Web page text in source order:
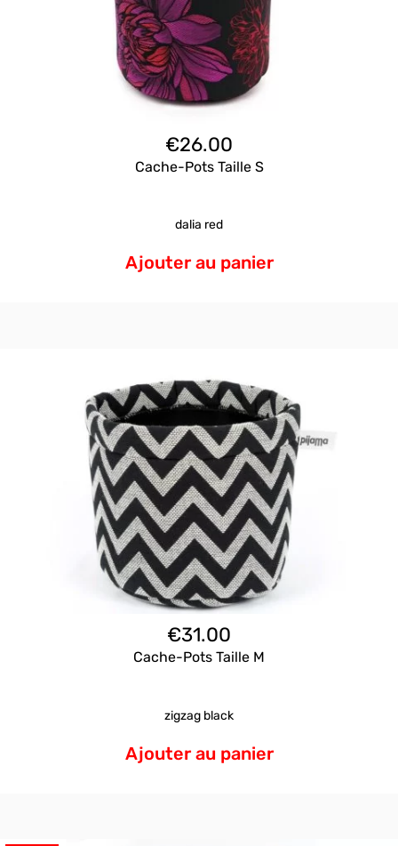
€26.00
Cache-Pots Taille S
dalia red
Ajouter au panier
€31.00
Cache-Pots Taille M
zigzag black
Ajouter au panier